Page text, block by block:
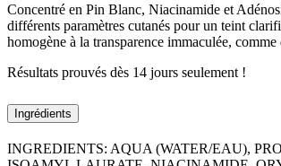
Concentré en Pin Blanc, Niacinamide et
différents paramètres cutanés pour un teint
homogène à la transparence immaculée, comme
Résultats prouvés dès 14 jours seulement !
Ingrédients
INGREDIENTS: AQUA (WATER/EAU),